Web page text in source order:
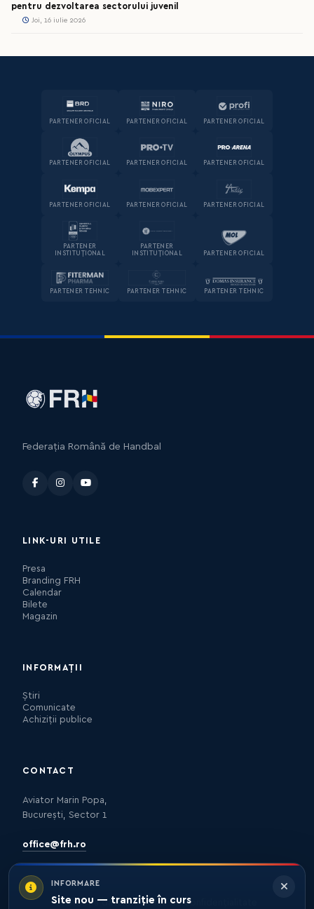
pentru dezvoltarea sectorului juvenil
Joi, 16 iulie 2026
PARTENER OFICIAL PARTENER OFICIAL PARTENER OFICIAL
PARTENER OFICIAL PARTENER OFICIAL PARTENER OFICIAL
PARTENER OFICIAL PARTENER OFICIAL PARTENER OFICIAL
PARTENER
INSTITUȚIONAL
PARTENER
INSTITUȚIONAL
PARTENER OFICIAL
PARTENER TEHNIC PARTENER TEHNIC PARTENER TEHNIC
INFORMARE
Site nou — tranziție în curs
Federația Română de Handbal
LINK-URI UTILE
Presa
Branding FRH
Calendar
Bilete
Magazin
INFORMAȚII
Știri
Comunicate
Achiziții publice
CONTACT
Aviator Marin Popa,
București, Sector 1
office@frh.ro
Protecția datelorPolitica de confidențialitate